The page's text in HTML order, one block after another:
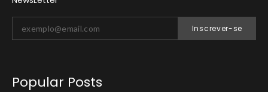
Inscrever-se
Popular Posts